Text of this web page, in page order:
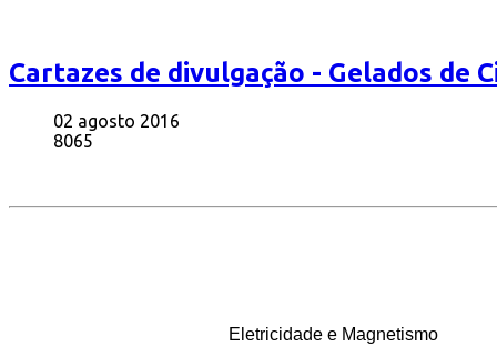
Cartazes de divulgação - Gelados de
02 agosto 2016
8065
Eletricidade e Magnetismo